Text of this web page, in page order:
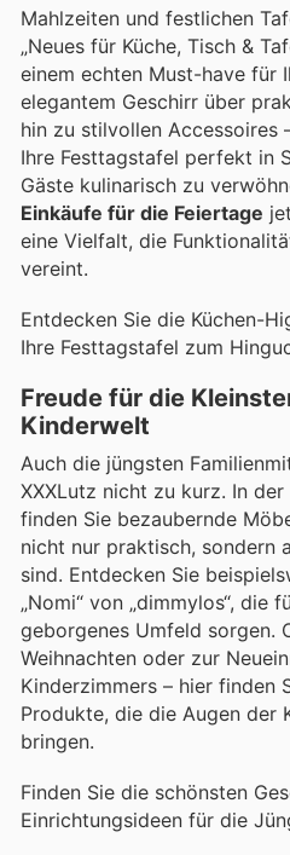
Mahlzeiten und festlichen
„Neues für Küche, Tisch &
einem echten Must-have für
elegantem Geschirr über
hin zu stilvollen Accessoires
Ihre Festtagstafel perfekt in
Gäste kulinarisch zu
Einkäufe für die Feiertage
eine Vielfalt, die
vereint.
Entdecken Sie die Küchen-
Ihre Festtagstafel zum
Freude für die
Kinderwelt
Auch die jüngsten
XXXLutz nicht zu kurz. In
finden Sie bezaubernde
nicht nur praktisch, sondern
sind. Entdecken Sie
„Nomi“ von „dimmylos“, die
geborgenes Umfeld sorgen.
Weihnachten oder zur
Kinderzimmers – hier finden
Produkte, die die Augen der
bringen.
Finden Sie die schönsten
Einrichtungsideen für die